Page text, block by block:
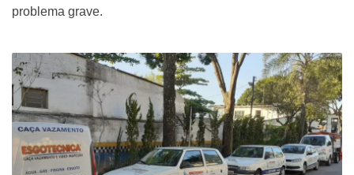
problema grave.